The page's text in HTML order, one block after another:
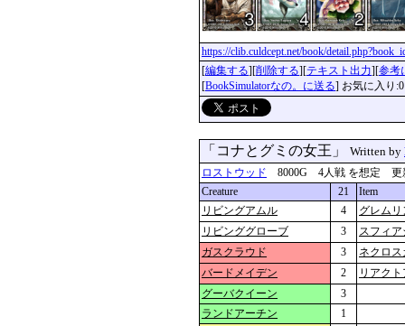
https://clib.culdcept.net/book/
[編集する][削除する][テキスト出力][参考
[BookSimulatorなの。に送る] お気に入り:0
「コナとグミの女王」 Written by
ロストウッド 8000G 4人戦 を想定 更新
Creature
21
Item
リビングアムル
4
グレム
リビンググローブ
3
スフィ
ガスクラウド
3
ネクロ
バードメイデン
2
リアク
グーバクイーン
3
ランドアーチン
1